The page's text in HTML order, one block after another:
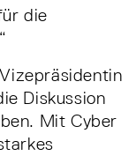
die
Diskussion
Mit Cyber